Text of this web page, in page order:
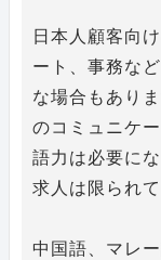
日本人顧客向
ート、事務な
な場合もあり
のコミュニケ
語力は必要に
求人は限られて
中国語、マレ